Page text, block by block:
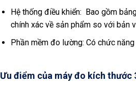
Hệ thống điều khiển: Bao gồm
chính xác về sản phẩm so với bản
Phần mềm đo lường: Có chức
Ưu điểm của máy đo kích thước